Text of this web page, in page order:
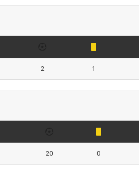
2 1
20 0